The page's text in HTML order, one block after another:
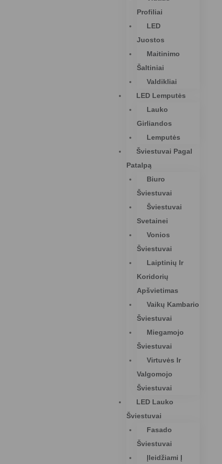
Profiliai
LED
Juostos
Maitinimo
Šaltiniai
Valdikliai
LED Lemputės
Lauko
Girliandos
Lemputės
Šviestuvai Pagal
Patalpą
Biuro
Šviestuvai
Šviestuvai
Svetainei
Vonios
Šviestuvai
Laiptinių Ir
Koridorių
Apšvietimas
Vaikų Kambario
Šviestuvai
Miegamojo
Šviestuvai
Virtuvės Ir
Valgomojo
Šviestuvai
LED Lauko
Šviestuvai
Fasado
Šviestuvai
Įleidžiami Į